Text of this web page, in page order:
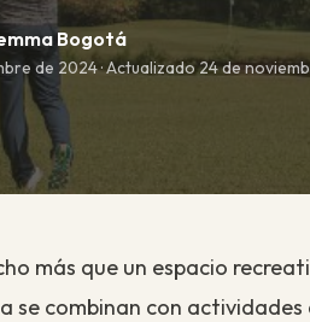
Bogotá
de 2024 · Actualizado 24 de
más que un espacio
se combinan con